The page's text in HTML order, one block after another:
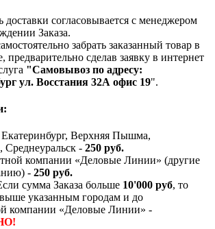
доставки согласовывается с менеджером
Заказа.
забрать заказанный товар в
предварительно сделав заявку в интернет
"Самовывоз по адресу:
ул. Восстания 32А офис 19".
Верхняя Пышма,
Среднеуральск - 250 руб.
компании «Деловые Линии» (другие
- 250 руб.
сумма Заказа больше 10'000 руб, то
выше указанным городам и до
компании «Деловые Линии» -